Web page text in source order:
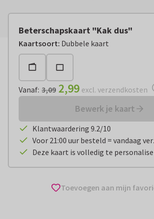
Beterschapskaart "Kak dus"
Kaartsoort: Dubbele kaart
Vanaf: € 2,99 excl. verzendkosten
Vanaf: 3,09 2,99 excl. verzendkosten
Bewerk je kaart
Klantwaardering 9.2/10
Voor 21:00 uur besteld = vandaag
Deze kaart is volledig te
Toevoegen aan mijn